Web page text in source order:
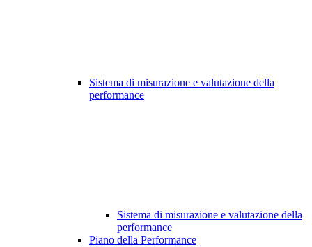
Sistema di misurazione e valutazione della
performance
Sistema di misurazione e valutazione della
performance
Piano della Performance